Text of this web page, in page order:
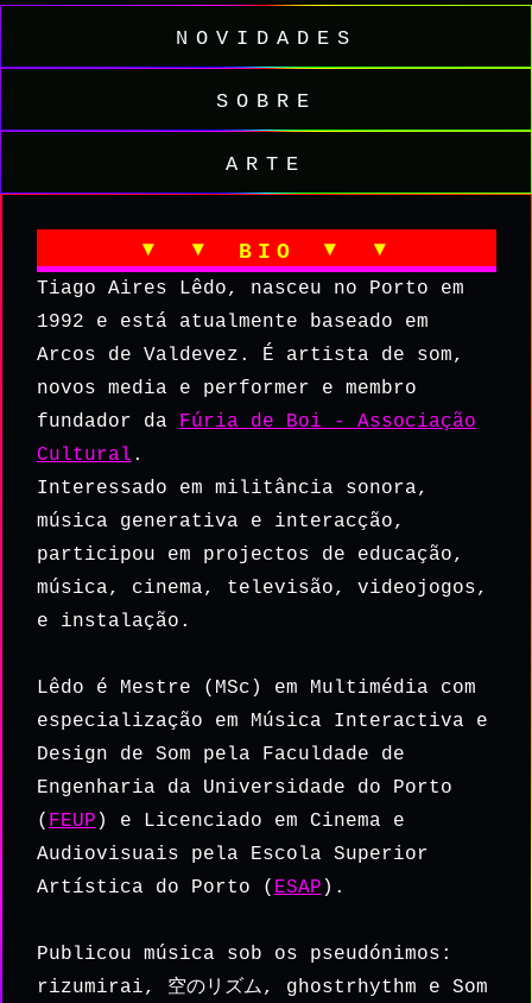
novidades
sobre
arte
▾ ▾ bio ▾ ▾
Tiago Aires Lêdo, nasceu no Porto em
1992 e está atualmente baseado em
Arcos de Valdevez. É artista de som,
novos media e performer e membro
fundador da Fúria de Boi - Associação
Cultural .
Interessado em militância sonora,
música generativa e interacção,
participou em projectos de educação,
música, cinema, televisão, videojogos,
e instalação.
Lêdo é Mestre (MSc) em Multimédia com
especialização em Música Interactiva e
Design de Som pela Faculdade de
Engenharia da Universidade do Porto
( FEUP ) e Licenciado em Cinema e
Audiovisuais pela Escola Superior
Artística do Porto ( ESAP ).
Publicou música sob os pseudónimos:
rizumirai, 空のリズム, ghostrhythm e Som